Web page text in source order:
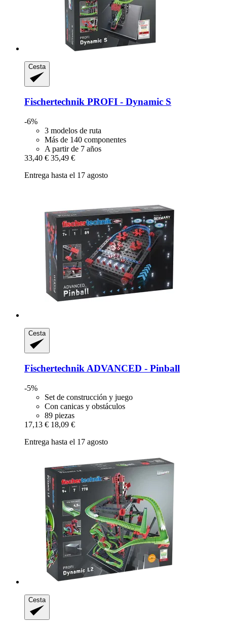
Cesta
Fischertechnik PROFI -​ Dynamic S
-6%
3 modelos de ruta
Más de 140 componentes
A partir de 7 años
33,40 € 35,49 €
Entrega hasta el 17 agosto
Cesta
Fischertechnik ADVANCED -​ Pinball
-5%
Set de construcción y juego
Con canicas y obstáculos
89 piezas
17,13 € 18,09 €
Entrega hasta el 17 agosto
Cesta